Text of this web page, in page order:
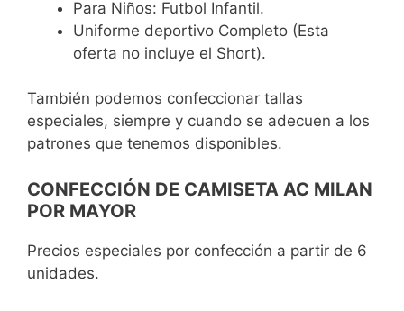
Para Niños: Futbol Infantil.
Uniforme deportivo Completo (Esta
oferta no incluye el Short).
También podemos confeccionar tallas
especiales, siempre y cuando se adecuen a los
patrones que tenemos disponibles.
CONFECCIÓN DE CAMISETA AC MILAN
POR MAYOR
Precios especiales por confección a partir de 6
unidades.